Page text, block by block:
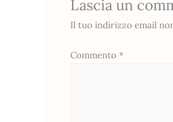
Lascia un
Il tuo indirizzo email
Commento *